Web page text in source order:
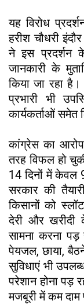
यह विरोध
हरीश चौधरी
ने इस प्रदर्शन
जानकारी के
किया जा रहा
प्रभारी भी
कार्यकर्ताओं समेत
कांग्रेस का
तरह विफल हो
14 दिनों में केवल
सरकार की
किसानों को
देरी और खरीदी
सामना करना पड़
पेयजल, छाया,
सुविधाएं भी
परेशान होना पड़
मजबूरी में कम